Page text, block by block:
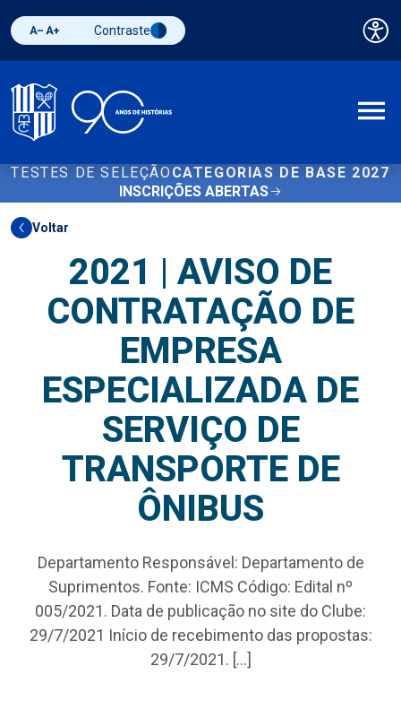
Diminuir fonte
Aumentar fonteAlternar contraste
Contraste
TESTES DE SELEÇÃO CATEGORIAS DE BASE 2027
INSCRIÇÕES ABERTAS
Voltar
2021 | AVISO DE
CONTRATAÇÃO DE
EMPRESA
ESPECIALIZADA DE
SERVIÇO DE
TRANSPORTE DE
ÔNIBUS
Departamento Responsável: Departamento de
Suprimentos. Fonte: ICMS Código: Edital nº
005/2021. Data de publicação no site do Clube:
29/7/2021 Início de recebimento das propostas:
29/7/2021. […]